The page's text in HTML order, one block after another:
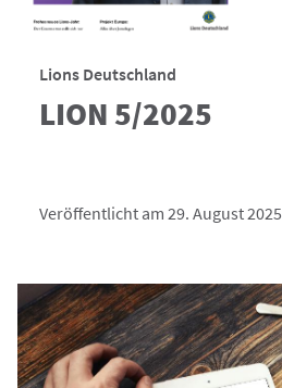
Lions Deutschland
LION 5/2025
Veröffentlicht am 29. August 2025